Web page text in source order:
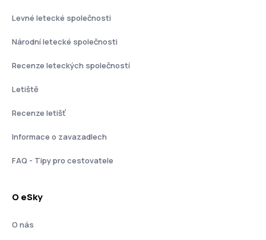
Levné letecké společnosti
Národní letecké společnosti
Recenze leteckých společností
Letiště
Recenze letišť
Informace o zavazadlech
FAQ - Tipy pro cestovatele
O eSky
O nás